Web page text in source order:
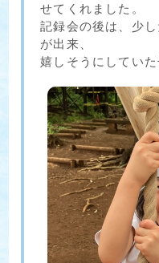
せてくれました。
記録会の後は、少
が出来、
嬉しそうにしてい